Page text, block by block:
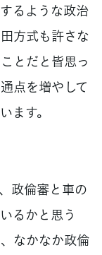
るような政治
方式も許さな
とだと皆思っ
点を増やして
ます。
政倫審と車の
るかと思う
なかなか政倫